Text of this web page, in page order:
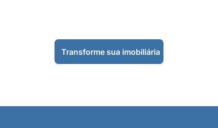
Transforme sua imobiliária